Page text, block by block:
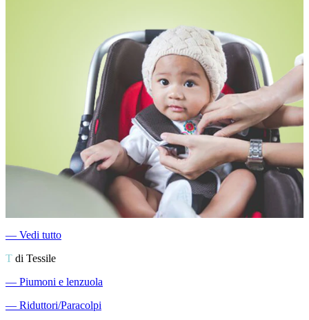
― Vedi tutto
T di Tessile
― Piumoni e lenzuola
― Riduttori/Paracolpi